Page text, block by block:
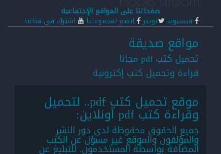
صفحاتنا على المواقع الإجتماعية
فيسبوك تويتر انضم لمجموعتنا اشترك في قناتنا
مواقع صديقة
تحميل كتب pdf مجانا
قراءة وتحميل كتب إكترونية
موقع تحميل كتب pdf.. لتحميل
وقراءة كتب pdf أونلاين:
جميع الحقوق محفوظة لدى دور النشر
والمؤلفون والموقع غير مسؤل عن الكتب
المضافة بواسطة المستخدمون. للتبليغ عن